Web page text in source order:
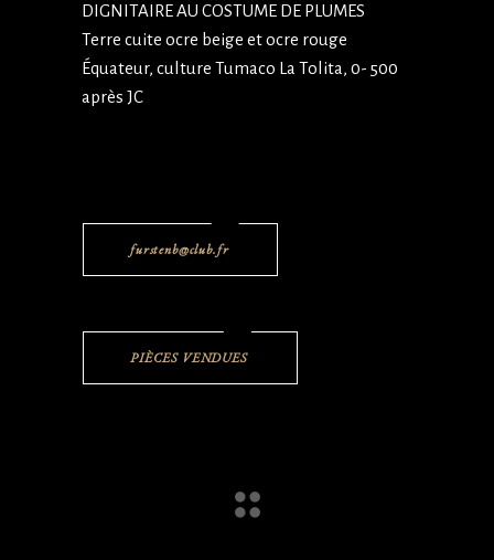
DIGNITAIRE AU COSTUME DE PLUMES
Terre cuite ocre beige et ocre rouge
Équateur, culture Tumaco La Tolita, 0- 500
après JC
furstenb@club.fr
PIÈCES VENDUES